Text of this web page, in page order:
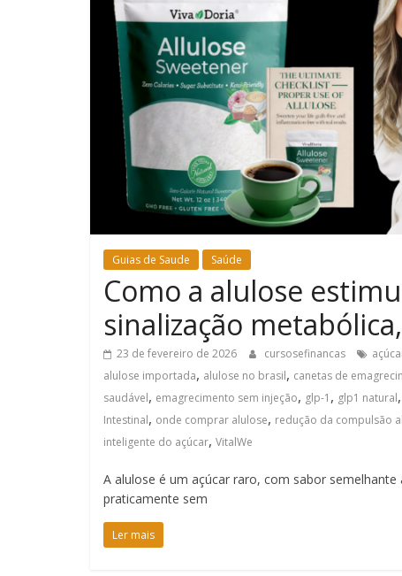
Guias de Saude Saúde
Como a alulose
sinalização
23 de fevereiro de 2026 cursosefinancas
alulose importada, alulose no brasil, canetas de
saudável, emagrecimento sem injeção, glp-1 , glp1 natural,
Intestinal, onde comprar alulose, redução da compulsão
inteligente do açúcar, VitalWe
A alulose é um açúcar raro, com sabor
praticamente sem
Ler mais